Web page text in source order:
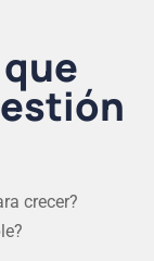
crecer?